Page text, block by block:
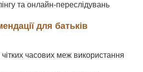
та онлайн-переслідувань
для батьків
часових меж використання